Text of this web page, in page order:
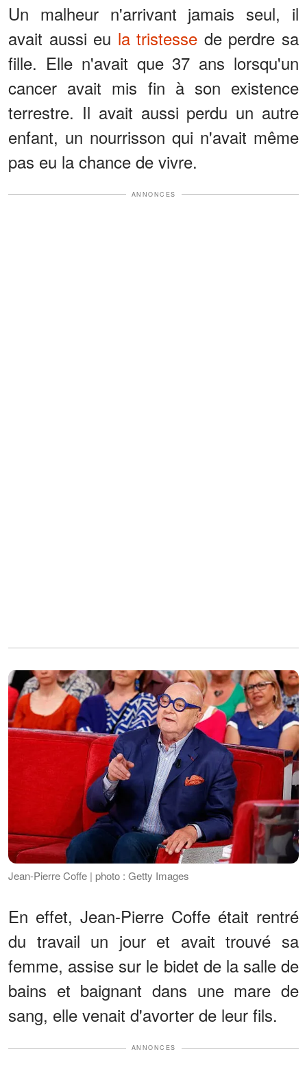
Un malheur n'arrivant jamais seul, il
avait aussi eu la tristesse de perdre sa
fille. Elle n'avait que 37 ans lorsqu'un
cancer avait mis fin à son existence
terrestre. Il avait aussi perdu un autre
enfant, un nourrisson qui n'avait même
pas eu la chance de vivre.
ANNONCES
Jean-Pierre Coffe | photo : Getty Images
En effet, Jean-Pierre Coffe était rentré
du travail un jour et avait trouvé sa
femme, assise sur le bidet de la salle de
bains et baignant dans une mare de
sang, elle venait d'avorter de leur fils.
ANNONCES